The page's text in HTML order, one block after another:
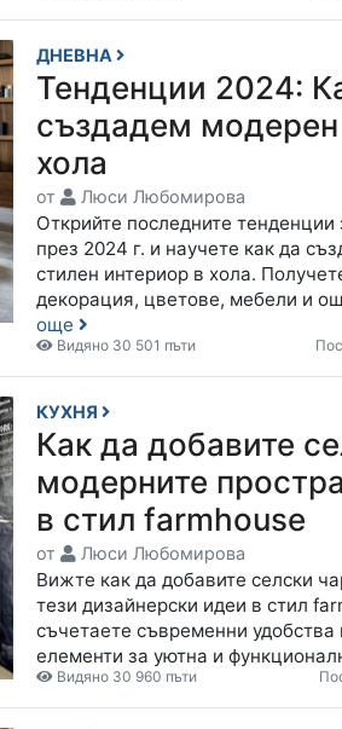
ДНЕВНА
Тенденции 2024:
създадем модерен
хола
от Люси Любомирова
Открийте последните тенденции
през 2024 г. и научете как да
стилен интериор в хола.
декорация, цветове, мебели и
още
Видяно 30 501 пъти
КУХНЯ
Как да добавите
модерните
в стил farmhouse
от Люси Любомирова
Вижте как да добавите селски
тези дизайнерски идеи в стил
съчетаете съвременни
елементи за уютна и
Видяно 30 960 пъти